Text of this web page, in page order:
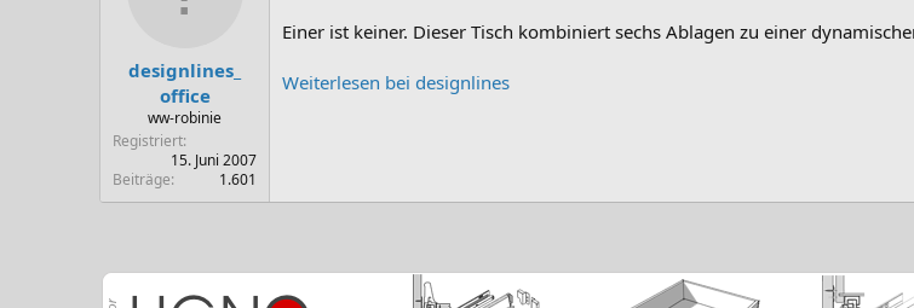
m
designlines_
office
ww-robinie
Registriert
15. Juni 2007
Beiträge
1.601
Einer ist keiner. Dieser Tisch kombiniert sechs Ablagen zu einer
Weiterlesen bei designlines